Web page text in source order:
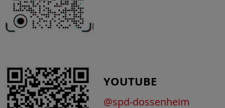
YOUTUBE
@spd-dossenheim